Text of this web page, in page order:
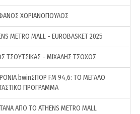
ΧΩΡΙΑΝΟΠΟΥΛΟΣ
METRO MALL - EUROBASKET 2025
ΤΣΟΥΤΣΙΚΑΣ - ΜΙΧΑΛΗΣ ΤΣΟΧΟΣ
bwinΣΠΟΡ FM 94,6: ΤΟ ΜΕΓΑΛΟ
ΠΡΟΓΡΑΜΜΑ
ΑΠΟ ΤΟ ATHENS METRO MALL